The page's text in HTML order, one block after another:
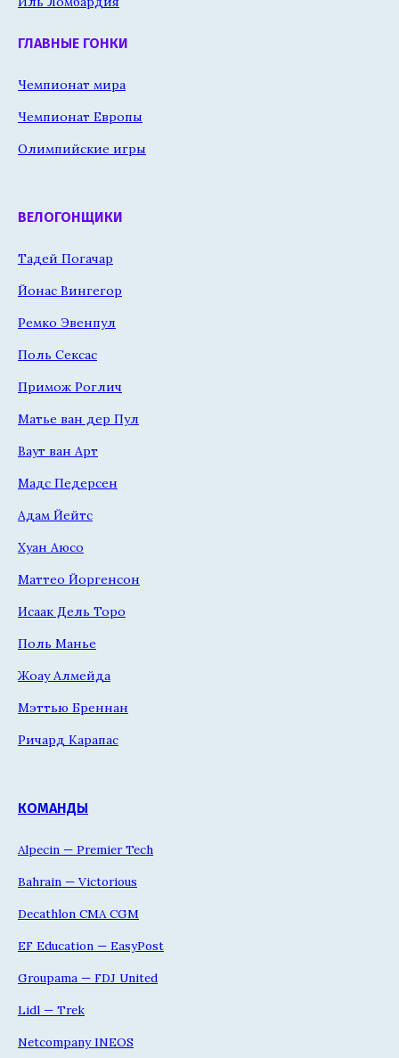
ГЛАВНЫЕ ГОНКИ
Чемпионат мира
Чемпионат Европы
Олимпийские игры
ВЕЛОГОНЩИКИ
Тадей Погачар
Йонас Вингегор
Ремко Эвенпул
Поль Сексас
Примож Роглич
Матье ван дер Пул
Ваут ван Арт
Мадс Педерсен
Адам Йейтс
Хуан Аюсо
Маттео Йоргенсон
Исаак Дель Торо
Поль Манье
Жоау Алмейда
Мэттью Бреннан
Ричард Карапас
КОМАНДЫ
Alpecin — Premier Tech
Bahrain — Victorious
Decathlon CMA CGM
EF Education — EasyPost
Groupama — FDJ United
Lidl — Trek
Netcompany INEOS